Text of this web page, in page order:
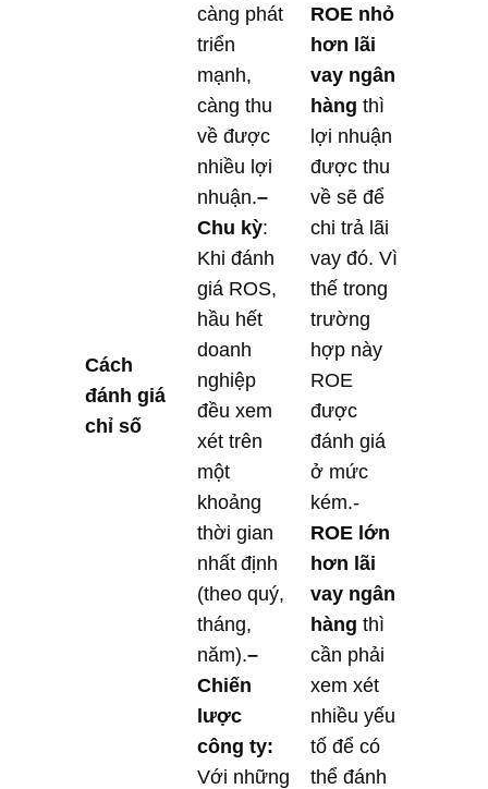
Cách
đánh giá
chỉ số
càng phát
triển
mạnh,
càng thu
về được
nhiều lợi
nhuận.–
Chu kỳ:
Khi đánh
giá ROS,
hầu hết
doanh
nghiệp
đều xem
xét trên
một
khoảng
thời gian
nhất định
(theo quý,
tháng,
năm).–
Chiến
lược
công ty:
Với những
ROE nhỏ
hơn lãi
vay ngân
hàng thì
lợi nhuận
được thu
về sẽ để
chi trả lãi
vay đó. Vì
thế trong
trường
hợp này
ROE
được
đánh giá
ở mức
kém.-
ROE lớn
hơn lãi
vay ngân
hàng thì
cần phải
xem xét
nhiều yếu
tố để có
thể đánh